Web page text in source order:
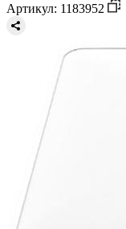
Артикул: 1183952